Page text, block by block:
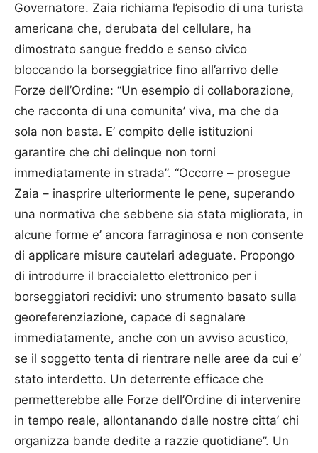
Governatore. Zaia richiama l’episodio di una turista
americana che, derubata del cellulare, ha
dimostrato sangue freddo e senso civico
bloccando la borseggiatrice fino all’arrivo delle
Forze dell’Ordine: “Un esempio di collaborazione,
che racconta di una comunita’ viva, ma che da
sola non basta. E’ compito delle istituzioni
garantire che chi delinque non torni
immediatamente in strada”. “Occorre – prosegue
Zaia – inasprire ulteriormente le pene, superando
una normativa che sebbene sia stata migliorata, in
alcune forme e’ ancora farraginosa e non consente
di applicare misure cautelari adeguate. Propongo
di introdurre il braccialetto elettronico per i
borseggiatori recidivi: uno strumento basato sulla
georeferenziazione, capace di segnalare
immediatamente, anche con un avviso acustico,
se il soggetto tenta di rientrare nelle aree da cui e’
stato interdetto. Un deterrente efficace che
permetterebbe alle Forze dell’Ordine di intervenire
in tempo reale, allontanando dalle nostre citta’ chi
organizza bande dedite a razzie quotidiane”. Un